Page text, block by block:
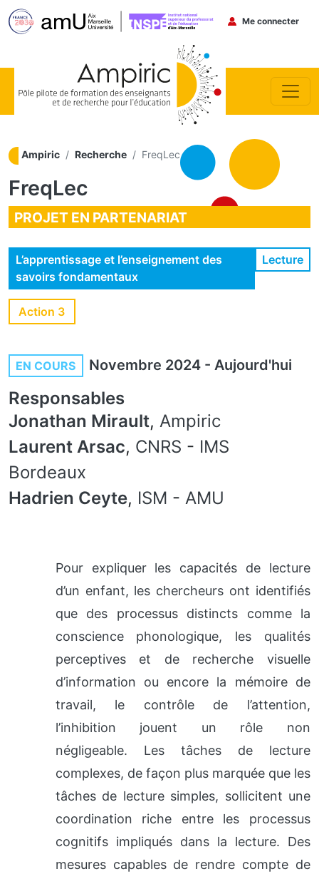
Menu du
Me connecter
Ampiric Recherche FreqLec
FreqLec
PROJET EN PARTENARIAT
L’apprentissage et l’enseignement des
savoirs fondamentaux
Lecture
Action 3
EN COURS Novembre 2024- Aujourd'hui
Responsables
Jonathan Mirault, Ampiric
Laurent Arsac, CNRS - IMS
Bordeaux
Hadrien Ceyte, ISM - AMU
Pour expliquer les capacités de lecture
d’un enfant, les chercheurs ont identifiés
que des processus distincts comme la
conscience phonologique, les qualités
perceptives et de recherche visuelle
d’information ou encore la mémoire de
travail, le contrôle de l’attention,
l’inhibition jouent un rôle non
négligeable. Les tâches de lecture
complexes, de façon plus marquée que les
tâches de lecture simples, sollicitent une
coordination riche entre les processus
cognitifs impliqués dans la lecture. Des
mesures capables de rendre compte de